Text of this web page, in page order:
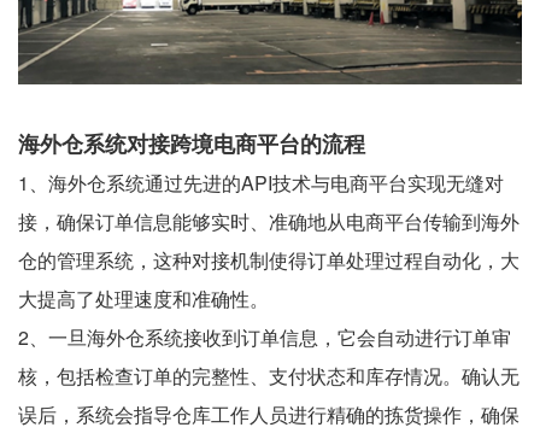
海外仓系统对接跨境电商平台的流程
1、海外仓系统通过先进的API技术与电商平台实现无缝对
接，确保订单信息能够实时、准确地从电商平台传输到海外
仓的管理系统，这种对接机制使得订单处理过程自动化，大
大提高了处理速度和准确性。
2、一旦海外仓系统接收到订单信息，它会自动进行订单审
核，包括检查订单的完整性、支付状态和库存情况。确认无
误后，系统会指导仓库工作人员进行精确的拣货操作，确保